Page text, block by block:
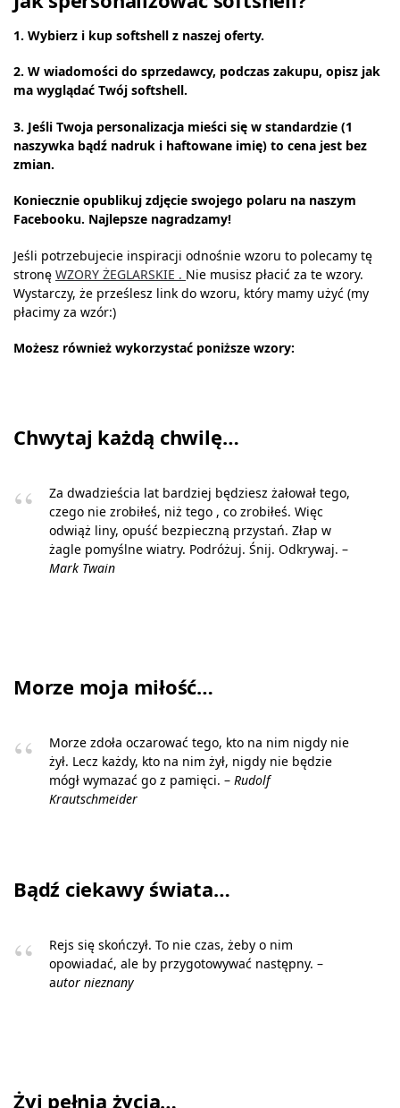
1. Wybierz i kup softshell z naszej oferty.
2. W wiadomości do sprzedawcy, podczas zakupu, opisz jak
ma wyglądać Twój softshell.
3. Jeśli Twoja personalizacja mieści się w standardzie (1
naszywka bądź nadruk i haftowane imię) to cena jest bez
zmian.
Koniecznie opublikuj zdjęcie swojego polaru na naszym
Facebooku. Najlepsze nagradzamy!
Jeśli potrzebujecie inspiracji odnośnie wzoru to polecamy tę
stronę WZORY ŻEGLARSKIE . Nie musisz płacić za te wzory.
Wystarczy, że prześlesz link do wzoru, który mamy użyć (my
płacimy za wzór:)
Możesz również wykorzystać poniższe wzory:
Chwytaj każdą chwilę…
Za dwadzieścia lat bardziej będziesz żałował tego,
czego nie zrobiłeś, niż tego , co zrobiłeś. Więc
odwiąż liny, opuść bezpieczną przystań. Złap w
żagle pomyślne wiatry. Podróżuj. Śnij. Odkrywaj. –
Mark Twain
Morze moja miłość…
Morze zdoła oczarować tego, kto na nim nigdy nie
żył. Lecz każdy, kto na nim żył, nigdy nie będzie
mógł wymazać go z pamięci. – Rudolf
Krautschmeider
Bądź ciekawy świata…
Rejs się skończył. To nie czas, żeby o nim
opowiadać, ale by przygotowywać następny. –
autor nieznany
Żyj pełnią życia…